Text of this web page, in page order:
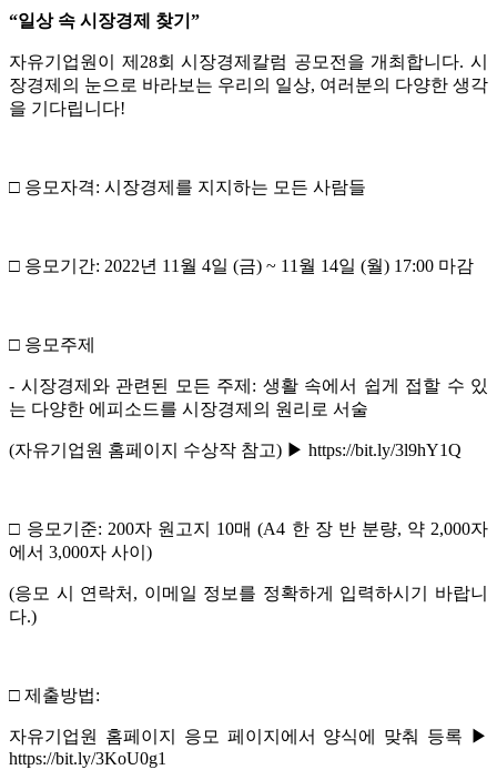
“일상 속 시장경제 찾기”
자유기업원이 제28회 시장경제칼럼 공모전을 개최합니다. 시
장경제의 눈으로 바라보는 우리의 일상, 여러분의 다양한 생각
을 기다립니다!
□ 응모자격: 시장경제를 지지하는 모든 사람들
□ 응모기간: 2022년 11월 4일 (금) ~ 11월 14일 (월) 17:00 마감
□ 응모주제
- 시장경제와 관련된 모든 주제: 생활 속에서 쉽게 접할 수 있
는 다양한 에피소드를 시장경제의 원리로 서술
(자유기업원 홈페이지 수상작 참고) ▶ https://bit.ly/3l9hY1Q
□ 응모기준: 200자 원고지 10매 (A4 한 장 반 분량, 약 2,000자
에서 3,000자 사이)
(응모 시 연락처, 이메일 정보를 정확하게 입력하시기 바랍니
다.)
□ 제출방법:
자유기업원 홈페이지 응모 페이지에서 양식에 맞춰 등록 ▶
https://bit.ly/3KoU0g1